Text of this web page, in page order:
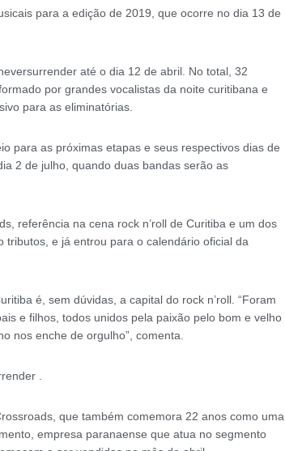
para a edição de 2019, que ocorre no dia 13 de
até o dia 12 de abril. No total, 32
por grandes vocalistas da noite curitibana e
para as eliminatórias.
para as próximas etapas e seus respectivos dias de
2 de julho, quando duas bandas serão as
referência na cena rock n’roll de Curitiba e um dos
tributos, e já entrou para o calendário oficial da
é, sem dúvidas, a capital do rock n’roll. “Foram
e filhos, todos unidos pela paixão pelo bom e velho
nos enche de orgulho”, comenta.
.
que também comemora 22 anos como uma
empresa paranaense que atua no segmento